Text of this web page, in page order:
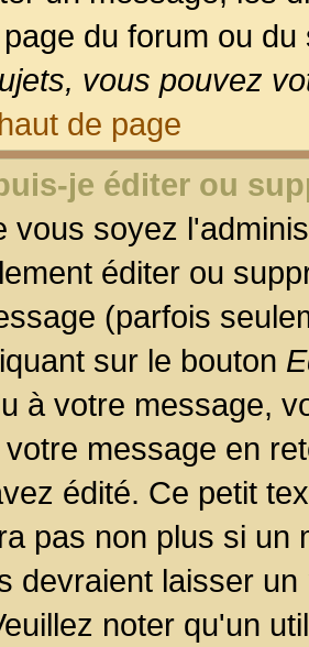
du forum ou
vous pouvez
de page
je éditer ou
vous soyez
éditer ou
(parfois
sur le bouton
à votre message,
message en
édité. Ce petit
pas non plus si un
devraient laisser
noter qu'un